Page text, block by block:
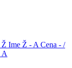
Ž Ime Ž - A Cena - /
A